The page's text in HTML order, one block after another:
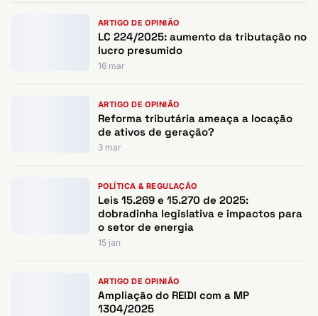
ARTIGO DE OPINIÃO
LC 224/2025: aumento da tributação no
lucro presumido
16 mar
ARTIGO DE OPINIÃO
Reforma tributária ameaça a locação
de ativos de geração?
3 mar
POLÍTICA & REGULAÇÃO
Leis 15.269 e 15.270 de 2025:
dobradinha legislativa e impactos para
o setor de energia
15 jan
ARTIGO DE OPINIÃO
Ampliação do REIDI com a MP
1304/2025